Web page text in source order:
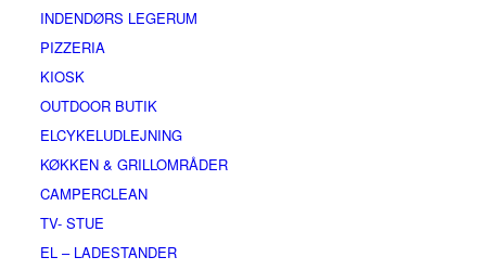
INDENDØRS LEGERUM
PIZZERIA
KIOSK
OUTDOOR BUTIK
ELCYKELUDLEJNING
KØKKEN & GRILLOMRÅDER
CAMPERCLEAN
TV- STUE
EL – LADESTANDER